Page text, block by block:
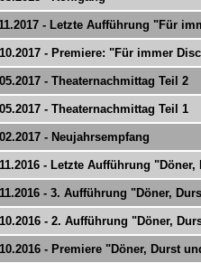
- Letzte Aufführung "Für
- Premiere: "Für immer
- Theaternachmittag Teil 2
- Theaternachmittag Teil 1
- Neujahrsempfang
- Letzte Aufführung
- 3. Aufführung "Döner,
- 2. Aufführung "Döner,
- Premiere "Döner, Durst